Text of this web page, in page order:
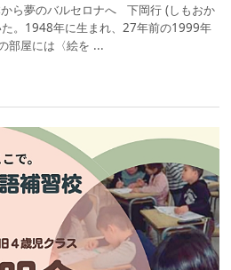
ら夢のバルセロナへ 下岡行 (しもおか
。1948年に生まれ、27年前の1999年
部屋には〈絵を ...